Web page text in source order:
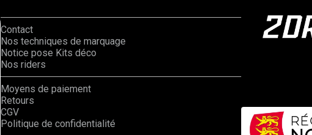
Contact
Nos techniques de marquage
Notice pose Kits déco
Nos riders
Moyens de paiement
Retours
CGV
Politique de confidentialité